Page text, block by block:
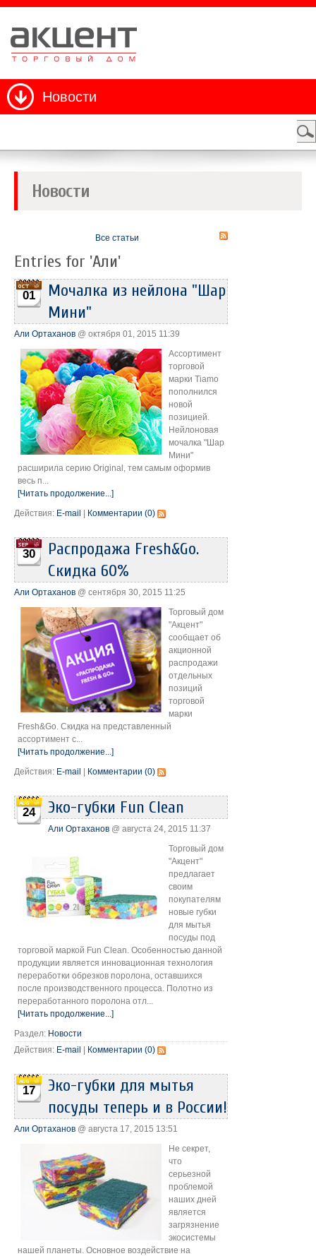
Новости
Новости
Все статьи
Entries for 'Али'
01
Мочалка из нейлона "Шар
Мини"
Али Ортаханов @ октября 01, 2015 11:39
Ассортимент
торговой
марки Tiamo
пополнился
новой
позицией.
Нейлоновая
мочалка "Шар
Мини"
расширила серию Original, тем самым оформив
весь п...
[Читать продолжение...]
Действия: E-mail | Комментарии (0)
30
Распродажа Fresh&Go.
Скидка 60%
Али Ортаханов @ сентября 30, 2015 11:25
Торговый дом
"Акцент"
сообщает об
акционной
распродажи
отдельных
позиций
торговой
марки
Fresh&Go. Скидка на представленный
ассортимент с...
[Читать продолжение...]
Действия: E-mail | Комментарии (0)
24 Эко-губки Fun Clean
Али Ортаханов @ августа 24, 2015 11:37
Торговый дом
"Акцент"
предлагает
своим
покупателям
новые губки
для мытья
посуды под
торговой маркой Fun Clean. Особенностью данной
продукции является инновационная технология
переработки обрезков поролона, оставшихся
после производственного процесса. Полотно из
переработанного поролона отл...
[Читать продолжение...]
Раздел: Новости
Действия: E-mail | Комментарии (0)
17
Эко-губки для мытья
посуды теперь и в России!
Али Ортаханов @ августа 17, 2015 13:51
Не секрет,
что
серьезной
проблемой
наших дней
является
загрязнение
экосистемы
нашей планеты. Основное воздействие на